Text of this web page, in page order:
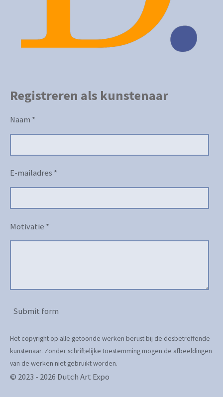
Registreren als kunstenaar
Naam *
E-mailadres *
Motivatie *
Submit form
Het copyright op alle getoonde werken berust bij de desbetreffende
kunstenaar. Zonder schriftelijke toestemming mogen de afbeeldingen
van de werken niet gebruikt worden.
© 2023 - 2026 Dutch Art Expo